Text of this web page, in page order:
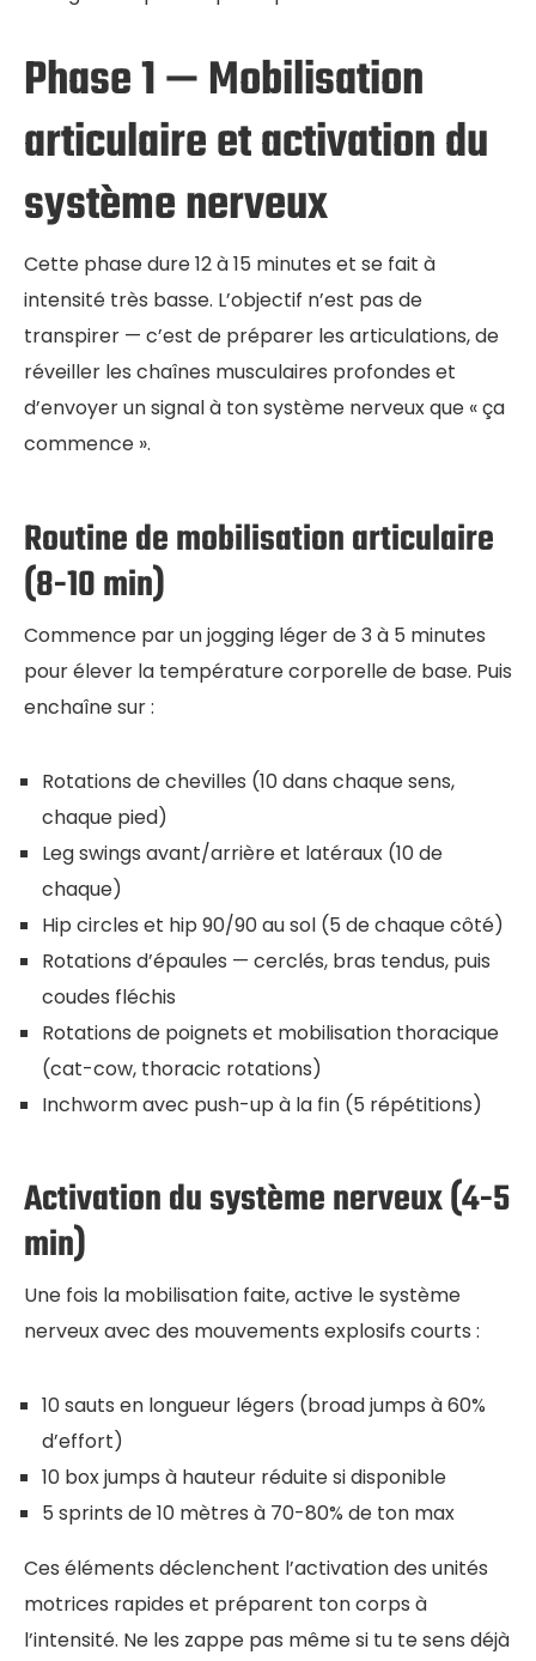
Phase 1 — Mobilisation
articulaire et activation du
système nerveux
Cette phase dure 12 à 15 minutes et se fait à
intensité très basse. L’objectif n’est pas de
transpirer — c’est de préparer les articulations, de
réveiller les chaînes musculaires profondes et
d’envoyer un signal à ton système nerveux que « ça
commence ».
Routine de mobilisation articulaire
(8-10 min)
Commence par un jogging léger de 3 à 5 minutes
pour élever la température corporelle de base. Puis
enchaîne sur :
Rotations de chevilles (10 dans chaque sens,
chaque pied)
Leg swings avant/arrière et latéraux (10 de
chaque)
Hip circles et hip 90/90 au sol (5 de chaque côté)
Rotations d’épaules — cerclés, bras tendus, puis
coudes fléchis
Rotations de poignets et mobilisation thoracique
(cat-cow, thoracic rotations)
Inchworm avec push-up à la fin (5 répétitions)
Activation du système nerveux (4-5
min)
Une fois la mobilisation faite, active le système
nerveux avec des mouvements explosifs courts :
10 sauts en longueur légers (broad jumps à 60%
d’effort)
10 box jumps à hauteur réduite si disponible
5 sprints de 10 mètres à 70-80% de ton max
Ces éléments déclenchent l’activation des unités
motrices rapides et préparent ton corps à
l’intensité. Ne les zappe pas même si tu te sens déjà